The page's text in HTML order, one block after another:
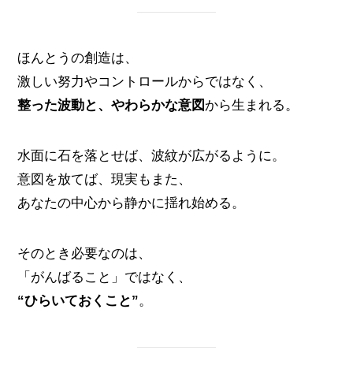
ほんとうの創造は、
激しい努力やコントロールからではなく、
整った波動と、やわらかな意図 から生まれる。
水面に石を落とせば、波紋が広がるように。
意図を放てば、現実もまた、
あなたの中心から静かに揺れ始める。
そのとき必要なのは、
「がんばること」ではなく、
“ひらいておくこと”。